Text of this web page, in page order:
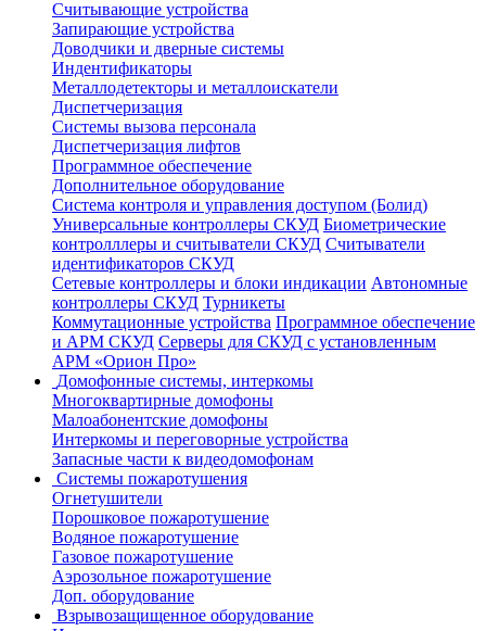
Считывающие устройства
Запирающие устройства
Доводчики и дверные системы
Индентификаторы
Металлодетекторы и металлоискатели
Диспетчеризация
Системы вызова персонала
Диспетчеризация лифтов
Программное обеспечение
Дополнительное оборудование
Система контроля и управления доступом (Болид)
Универсальные контроллеры СКУД Биометрические
контролллеры и считыватели СКУД Считыватели
идентификаторов СКУД
Сетевые контроллеры и блоки индикации Автономные
контроллеры СКУД Турникеты
Коммутационные устройства Программное обеспечение
и АРМ СКУД Серверы для СКУД с установленным
АРМ «Орион Про»
Домофонные системы, интеркомы
Многоквартирные домофоны
Малоабонентские домофоны
Интеркомы и переговорные устройства
Запасные части к видеодомофонам
Системы пожаротушения
Огнетушители
Порошковое пожаротушение
Водяное пожаротушение
Газовое пожаротушение
Аэрозольное пожаротушение
Доп. оборудование
Взрывозащищенное оборудование